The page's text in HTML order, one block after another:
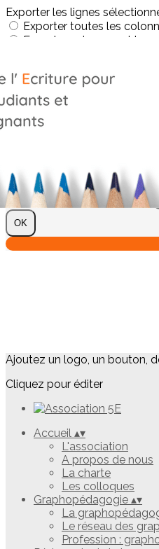
Exporter les lignes
Exporter toutes les
Exporter uniquement les
?>
Images de la page d'accueil
Cliquez pour éditer
Cliquez pour éditer
Je m'abonne à la newsletter
OK
Ajoutez un logo, un bouton,
Cliquez pour éditer
Accueil ▴▾
L'association
A propos de nous
La charte
Les colloques
Graphopédagogie ▴▾
La
Le réseau des
Profession :